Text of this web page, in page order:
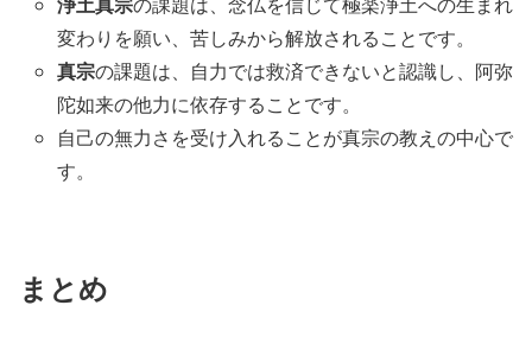
変わりを願い、苦しみから解放されることです。
真宗の課題は、自力では救済できないと認識し、阿弥
陀如来の他力に依存することです。
自己の無力さを受け入れることが真宗の教えの中心で
す。
まとめ